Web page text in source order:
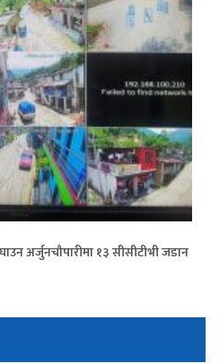
अर्जुनचौपारीमा १३ सीसीटीभी जडान